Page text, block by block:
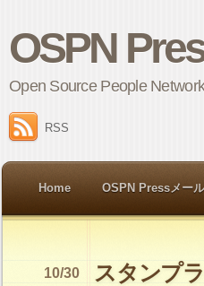
OSPN
Open Source People
RSS
Home OSPN Pressメー
スタンプ
10/30